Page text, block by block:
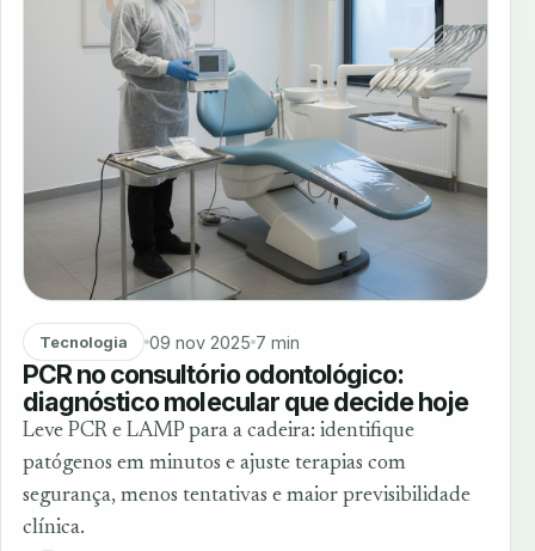
Tecnologia 09 nov 2025 7 min
PCR no consultório odontológico:
diagnóstico molecular que decide hoje
Leve PCR e LAMP para a cadeira: identifique
patógenos em minutos e ajuste terapias com
segurança, menos tentativas e maior previsibilidade
clínica.